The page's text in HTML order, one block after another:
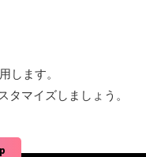
します。
マイズしましょう。